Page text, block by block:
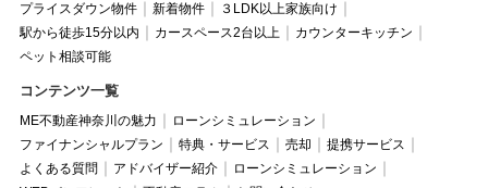
プライスダウン物件
新着物件
３LDK以上家族向け
駅から徒歩15分以内
カースペース2台以上
カウンターキッチン
ペット相談可能
コンテンツ一覧
ME不動産神奈川の魅力
ローンシミュレーション
ファイナンシャルプラン
特典・サービス 売却
提携サービス
よくある質問
アドバイザー紹介
ローンシミュレーション